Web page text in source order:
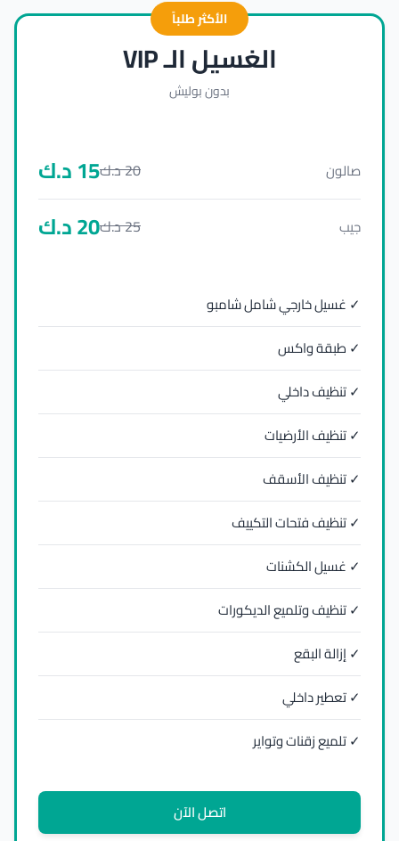
الأكثر طلباً
الغسيل الـ VIP
بدون بوليش
صالون 20د.ك15د.ك
جيب 25د.ك20د.ك
✓ غسيل خارجي شامل شامبو
✓ طبقة واكس
✓ تنظيف داخلي
✓ تنظيف الأرضيات
✓ تنظيف الأسقف
✓ تنظيف فتحات التكييف
✓ غسيل الكشنات
✓ تنظيف وتلميع الديكورات
✓ إزالة البقع
✓ تعطير داخلي
✓ تلميع زقنات وتواير
اتصل الآن